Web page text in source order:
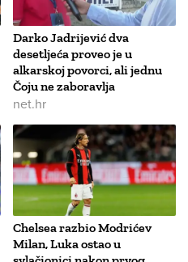
Darko Jadrijević dva
desetljeća proveo je u
alkarskoj povorci, ali jednu
Čoju ne zaboravlja
net.hr
Chelsea razbio Modrićev
Milan, Luka ostao u